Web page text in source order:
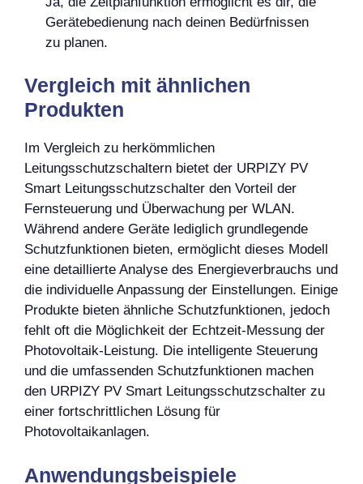
Gerätebedienung nach deinen Bedürfnissen
zu planen.
Vergleich mit ähnlichen
Produkten
Im Vergleich zu herkömmlichen
Leitungsschutzschaltern bietet der URPIZY PV
Smart Leitungsschutzschalter den Vorteil der
Fernsteuerung und Überwachung per WLAN.
Während andere Geräte lediglich grundlegende
Schutzfunktionen bieten, ermöglicht dieses Modell
eine detaillierte Analyse des Energieverbrauchs und
die individuelle Anpassung der Einstellungen. Einige
Produkte bieten ähnliche Schutzfunktionen, jedoch
fehlt oft die Möglichkeit der Echtzeit-Messung der
Photovoltaik-Leistung. Die intelligente Steuerung
und die umfassenden Schutzfunktionen machen
den URPIZY PV Smart Leitungsschutzschalter zu
einer fortschrittlichen Lösung für
Photovoltaikanlagen.
Anwendungsbeispiele